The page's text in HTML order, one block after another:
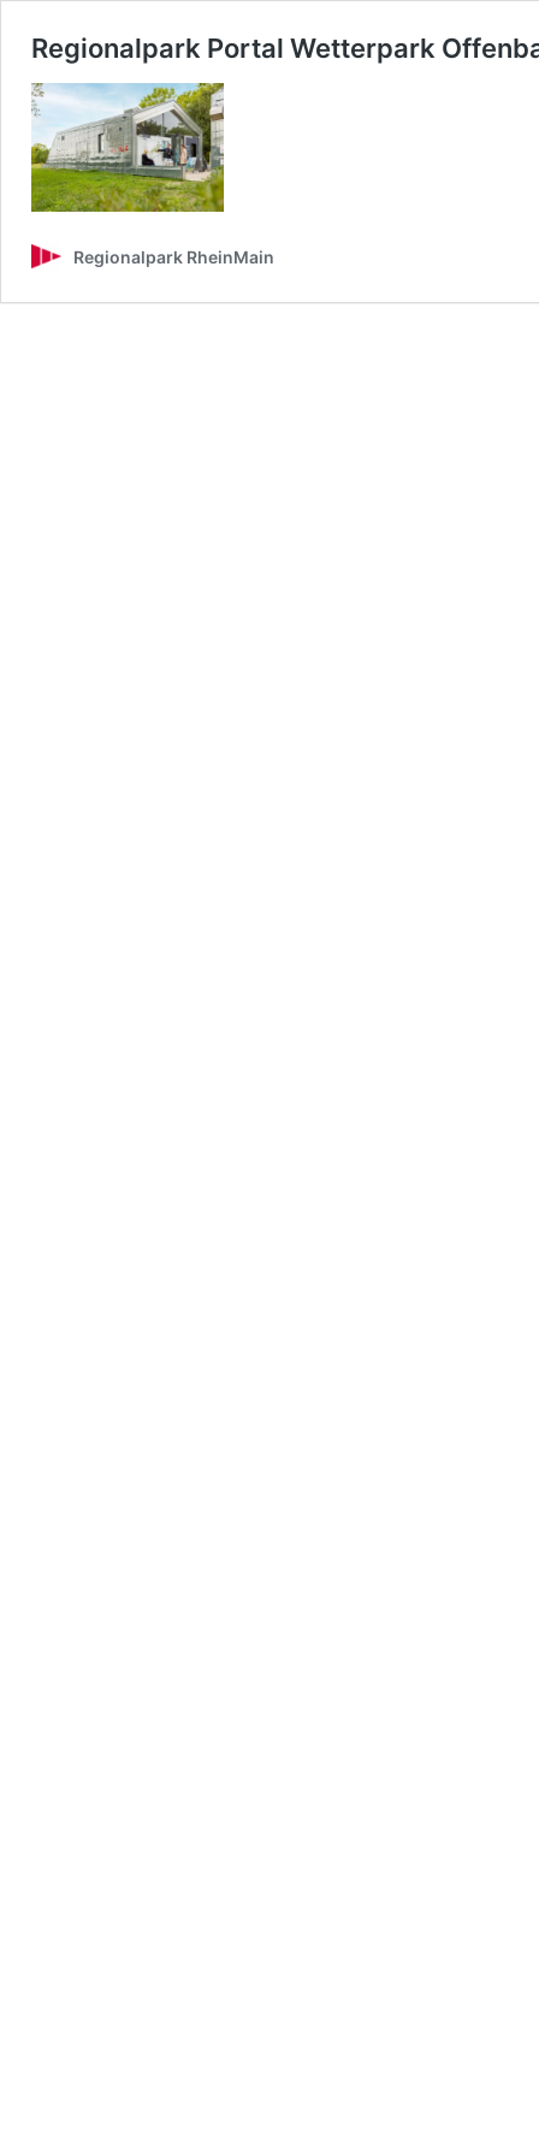
Regionalpark Portal Wetterpark
Regionalpark RheinMain